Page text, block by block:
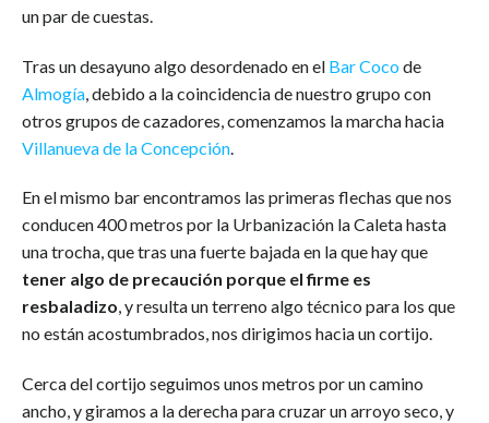
un par de cuestas.
Tras un desayuno algo desordenado en el Bar Cocode
Almogía , debido a la coincidencia de nuestro grupo con
otros grupos de cazadores, comenzamos la marcha hacia
Villanueva de la Concepción
En el mismo bar encontramos las primeras flechas que nos
conducen 400 metros por la Urbanización la Caleta hasta
una trocha, que tras una fuerte bajada en la que hay que
tener algo de precaución porque el firme es
resbaladizo, y resulta un terreno algo técnico para los que
no están acostumbrados, nos dirigimos hacia un cortijo.
Cerca del cortijo seguimos unos metros por un camino
ancho, y giramos a la derecha para cruzar un arroyo seco, y